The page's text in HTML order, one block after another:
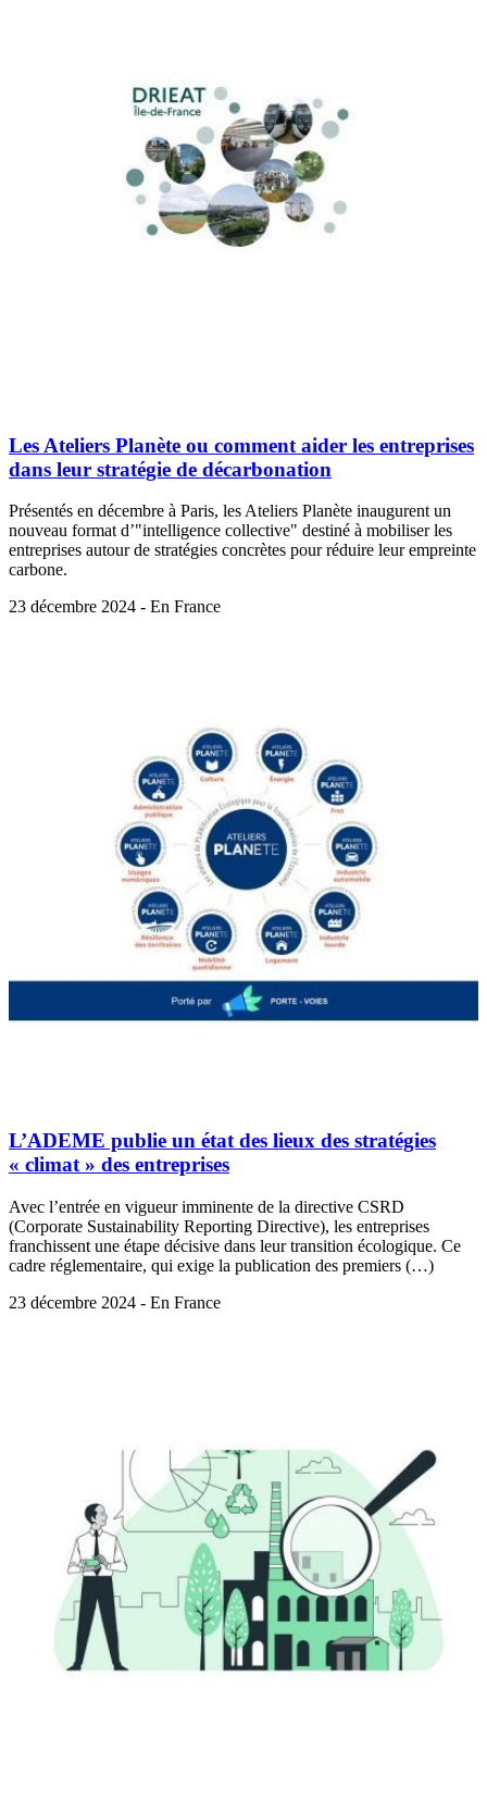
Les Ateliers Planète ou comment aider les entreprises
dans leur stratégie de décarbonation
Présentés en décembre à Paris, les Ateliers Planète inaugurent un
nouveau format d’"intelligence collective" destiné à mobiliser les
entreprises autour de stratégies concrètes pour réduire leur empreinte
carbone.
23 décembre 2024 - En France
L’ADEME publie un état des lieux des stratégies
« climat » des entreprises
Avec l’entrée en vigueur imminente de la directive CSRD
(Corporate Sustainability Reporting Directive), les entreprises
franchissent une étape décisive dans leur transition écologique. Ce
cadre réglementaire, qui exige la publication des premiers (…)
23 décembre 2024 - En France